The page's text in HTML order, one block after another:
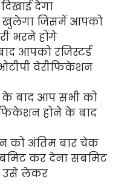
देगा
खुलेगा जिसमें आपको
भरने होंगे
आपको रजिस्टर्ड
वेरीफिकेशन
बाद आप सभी को
होने के बाद
को अंतिम बार चेक
कर देना सबमिट
उसे लेकर